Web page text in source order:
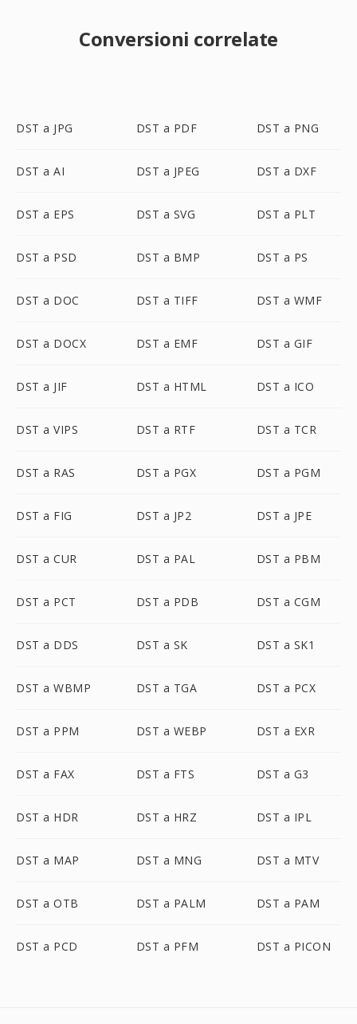
Conversioni correlate
DST a JPG DST a PDF DST a PNG
DST a AI DST a JPEG DST a DXF
DST a EPS DST a SVG DST a PLT
DST a PSD DST a BMP DST a PS
DST a DOC DST a TIFF DST a WMF
DST a DOCX DST a EMF DST a GIF
DST a JIF DST a HTML DST a ICO
DST a VIPS DST a RTF DST a TCR
DST a RAS DST a PGX DST a PGM
DST a FIG DST a JP2 DST a JPE
DST a CUR DST a PAL DST a PBM
DST a PCT DST a PDB DST a CGM
DST a DDS DST a SK DST a SK1
DST a WBMP DST a TGA DST a PCX
DST a PPM DST a WEBP DST a EXR
DST a FAX DST a FTS DST a G3
DST a HDR DST a HRZ DST a IPL
DST a MAP DST a MNG DST a MTV
DST a OTB DST a PALM DST a PAM
DST a PCD DST a PFM DST a PICON